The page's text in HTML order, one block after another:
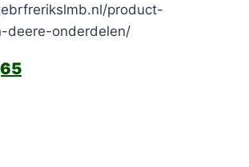
product-
deere-onderdelen/